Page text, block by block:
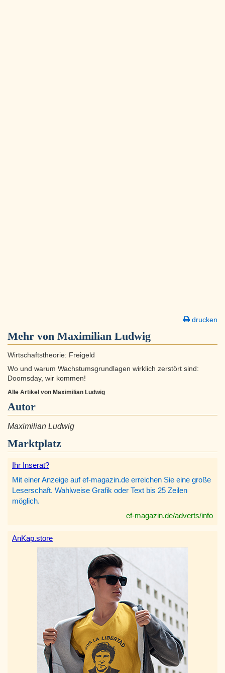
drucken
Mehr von Maximilian Ludwig
Wirtschaftstheorie: Freigeld
Wo und warum Wachstumsgrundlagen wirklich zerstört sind:
Doomsday, wir kommen!
Alle Artikel von Maximilian Ludwig
Autor
Maximilian Ludwig
Marktplatz
Ihr Inserat?
Mit einer Anzeige auf ef-magazin.de erreichen Sie eine große
Leserschaft. Wahlweise Grafik oder Text bis 25 Zeilen
möglich.
ef-magazin.de/adverts/info
AnKap.store